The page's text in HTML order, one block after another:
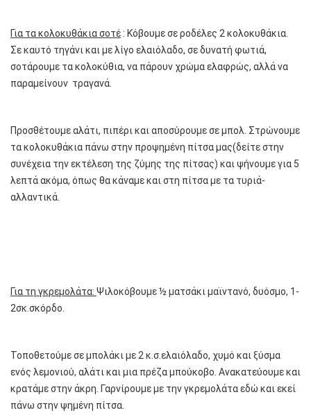
Για τα κολοκυθάκια σοτέ : Κόβουμε σε ροδέλες 2 κολοκυθάκια.
Σε καυτό τηγάνι και με λίγο ελαιόλαδο, σε δυνατή φωτιά,
σοτάρουμε τα κολοκύθια, να πάρουν χρώμα ελαφρώς, αλλά να
παραμείνουν τραγανά.
Προσθέτουμε αλάτι, πιπέρι και αποσύρουμε σε μπολ. Στρώνουμε
τα κολοκυθάκια πάνω στην προψημένη πίτσα μας(δείτε στην
συνέχεια την εκτέλεση της ζύμης της πίτσας) και ψήνουμε για 5
λεπτά ακόμα, όπως θα κάναμε και στη πίτσα με τα τυριά-
αλλαντικά.
Για τη γκρεμολάτα: Ψιλοκόβουμε ½ ματσάκι μαϊντανό, δυόσμο, 1-
2σκ.σκόρδο.
Τοποθετούμε σε μπολάκι με 2 κ.σ.ελαιόλαδο, χυμό και ξύσμα
ενός λεμονιού, αλάτι και μια πρέζα μπούκοβο. Ανακατεύουμε και
κρατάμε στην άκρη. Γαρνίρουμε με την γκρεμολάτα εδώ και εκεί
πάνω στην ψημένη πίτσα.